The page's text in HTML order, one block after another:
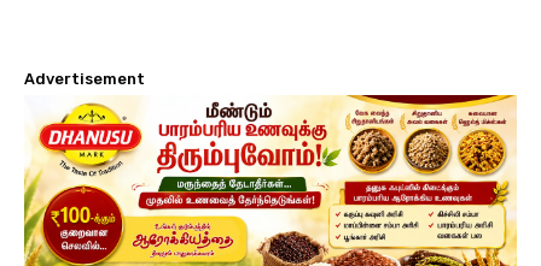
Advertisement